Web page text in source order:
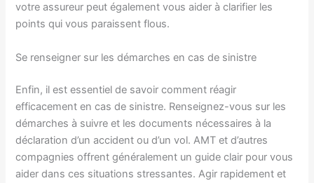
votre assureur peut également vous aider à clarifier les
points qui vous paraissent flous.
Se renseigner sur les démarches en cas de sinistre
Enfin, il est essentiel de savoir comment réagir
efficacement en cas de sinistre. Renseignez-vous sur les
démarches à suivre et les documents nécessaires à la
déclaration d’un accident ou d’un vol. AMT et d’autres
compagnies offrent généralement un guide clair pour vous
aider dans ces situations stressantes. Agir rapidement et